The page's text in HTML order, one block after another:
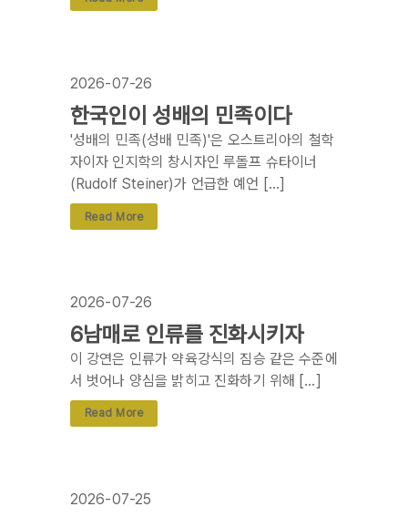
2026-07-26
한국인이 성배의 민족이다
'성배의 민족(성배 민족)'은 오스트리아의 철학
자이자 인지학의 창시자인 루돌프 슈타이너
(Rudolf Steiner)가 언급한 예언 […]
Read More
2026-07-26
6남매로 인류를 진화시키자
이 강연은 인류가 약육강식의 짐승 같은 수준에
서 벗어나 양심을 밝히고 진화하기 위해 […]
Read More
2026-07-25